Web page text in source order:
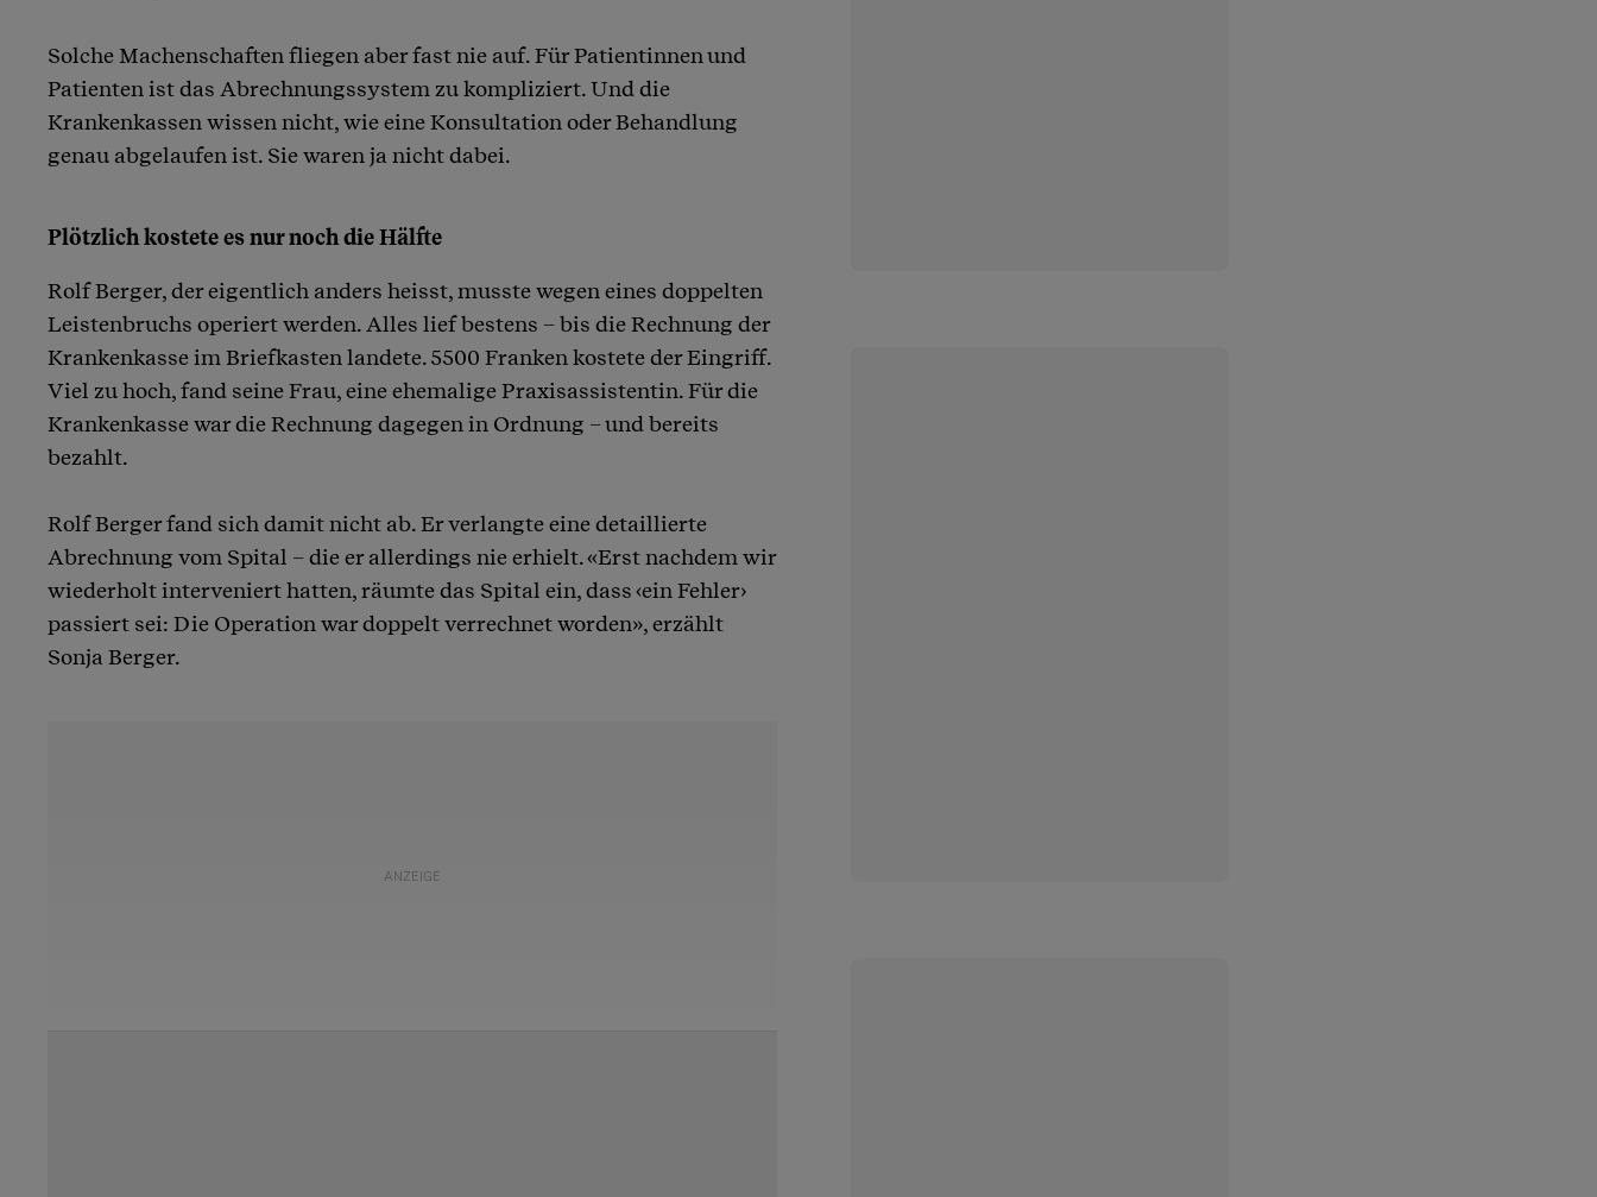
Solche Machenschaften fliegen aber fast nie auf. Für Patientinnen und
Patienten ist das Abrechnungssystem zu kompliziert. Und die
Krankenkassen wissen nicht, wie eine Konsultation oder Behandlung
genau abgelaufen ist. Sie waren ja nicht dabei.
Plötzlich kostete es nur noch die Hälfte
Rolf Berger, der eigentlich anders heisst, musste wegen eines doppelten
Leistenbruchs operiert werden. Alles lief bestens – bis die Rechnung der
Krankenkasse im Briefkasten landete. 5500 Franken kostete der Eingriff.
Viel zu hoch, fand seine Frau, eine ehemalige Praxisassistentin. Für die
Krankenkasse war die Rechnung dagegen in Ordnung – und bereits
bezahlt.
Rolf Berger fand sich damit nicht ab. Er verlangte eine detaillierte
Abrechnung vom Spital – die er allerdings nie erhielt. «Erst nachdem wir
wiederholt interveniert hatten, räumte das Spital ein, dass ‹ein Fehler›
passiert sei: Die Operation war doppelt verrechnet worden», erzählt
Sonja Berger.